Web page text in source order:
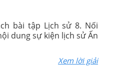
bài tập Lịch sử 8. Nối
dung sự kiện lịch sử Ấn
Xem lời giải